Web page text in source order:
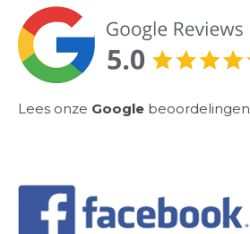
Lees onze Google beoordelingen